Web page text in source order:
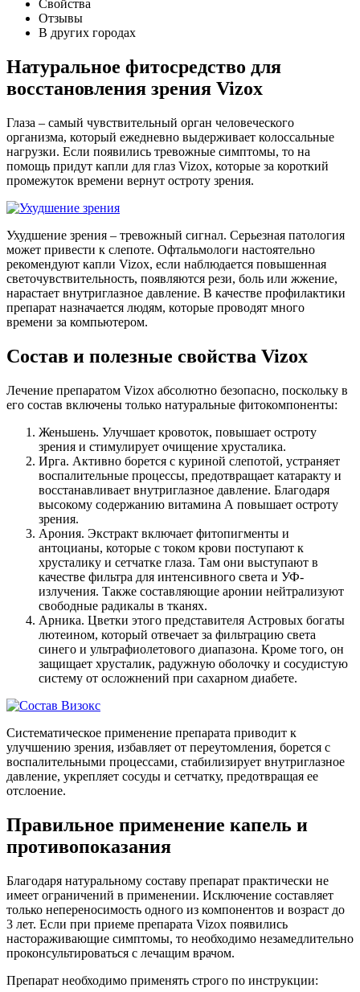
Свойства
Отзывы
В других городах
Натуральное фитосредство для
восстановления зрения Vizox
Глаза – самый чувствительный орган человеческого
организма, который ежедневно выдерживает колоссальные
нагрузки. Если появились тревожные симптомы, то на
помощь придут капли для глаз Vizox, которые за короткий
промежуток времени вернут остроту зрения.
Ухудшение зрения – тревожный сигнал. Серьезная патология
может привести к слепоте. Офтальмологи настоятельно
рекомендуют капли Vizox, если наблюдается повышенная
светочувствительность, появляются рези, боль или жжение,
нарастает внутриглазное давление. В качестве профилактики
препарат назначается людям, которые проводят много
времени за компьютером.
Состав и полезные свойства Vizox
Лечение препаратом Vizox абсолютно безопасно, поскольку в
его состав включены только натуральные фитокомпоненты:
Женьшень. Улучшает кровоток, повышает остроту
зрения и стимулирует очищение хрусталика.
Ирга. Активно борется с куриной слепотой, устраняет
воспалительные процессы, предотвращает катаракту и
восстанавливает внутриглазное давление. Благодаря
высокому содержанию витамина А повышает остроту
зрения.
Арония. Экстракт включает фитопигменты и
антоцианы, которые с током крови поступают к
хрусталику и сетчатке глаза. Там они выступают в
качестве фильтра для интенсивного света и УФ-
излучения. Также составляющие аронии нейтрализуют
свободные радикалы в тканях.
Арника. Цветки этого представителя Астровых богаты
лютеином, который отвечает за фильтрацию света
синего и ультрафиолетового диапазона. Кроме того, он
защищает хрусталик, радужную оболочку и сосудистую
систему от осложнений при сахарном диабете.
Систематическое применение препарата приводит к
улучшению зрения, избавляет от переутомления, борется с
воспалительными процессами, стабилизирует внутриглазное
давление, укрепляет сосуды и сетчатку, предотвращая ее
отслоение.
Правильное применение капель и
противопоказания
Благодаря натуральному составу препарат практически не
имеет ограничений в применении. Исключение составляет
только непереносимость одного из компонентов и возраст до
3 лет. Если при приеме препарата Vizox появились
настораживающие симптомы, то необходимо незамедлительно
проконсультироваться с лечащим врачом.
Препарат необходимо применять строго по инструкции: